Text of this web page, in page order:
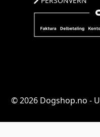
© 2026 Dogshop.no -